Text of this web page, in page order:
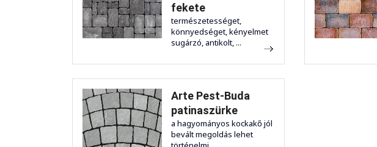
fekete
természetességet,
könnyedséget, kényelmet
sugárzó, antikolt, ...
Arte Pest-Buda
patinaszürke
a hagyományos kockakő jól
bevált megoldás lehet